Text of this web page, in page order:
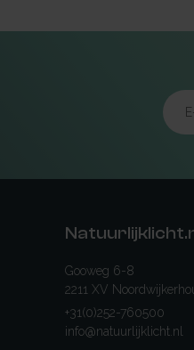
Gooweg 6-8
2211 XV
+31(0)252-760500
info@natuurlijklicht.nl